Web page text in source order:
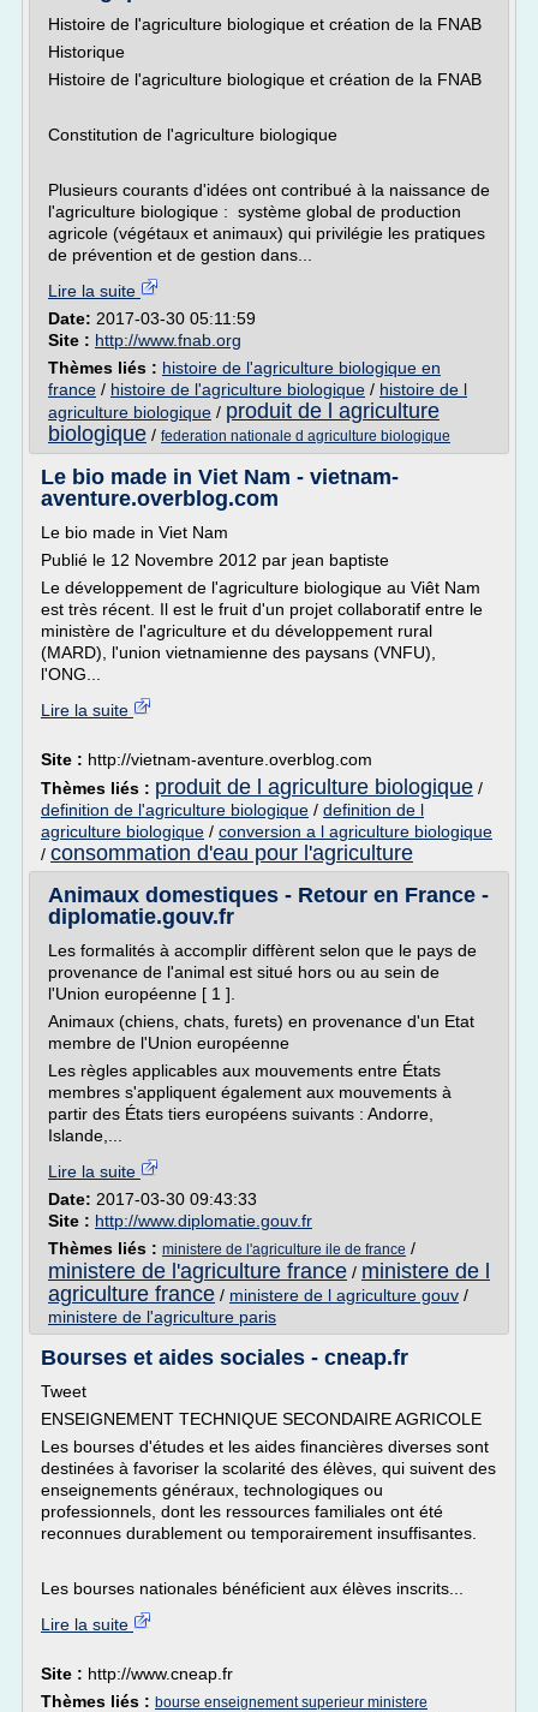
Histoire de l'agriculture biologique et création de la FNAB
Historique
Histoire de l'agriculture biologique et création de la FNAB
Constitution de l'agriculture biologique
Plusieurs courants d'idées ont contribué à la naissance de
l'agriculture biologique : système global de production
agricole (végétaux et animaux) qui privilégie les pratiques
de prévention et de gestion dans...
Lire la suite
Date: 2017-03-30 05:11:59
Site : http://www.fnab.org
Thèmes liés : histoire de l'agriculture biologique en
france / histoire de l'agriculture biologique / histoire de l
agriculture biologique / produit de l agriculture
biologique / federation nationale d agriculture biologique
Le bio made in Viet Nam - vietnam-
aventure.overblog.com
Le bio made in Viet Nam
Publié le 12 Novembre 2012 par jean baptiste
Le développement de l'agriculture biologique au Viêt Nam
est très récent. Il est le fruit d'un projet collaboratif entre le
ministère de l'agriculture et du développement rural
(MARD), l'union vietnamienne des paysans (VNFU),
l'ONG...
Lire la suite
Site : http://vietnam-aventure.overblog.com
Thèmes liés : produit de l agriculture biologique /
definition de l'agriculture biologique / definition de l
agriculture biologique / conversion a l agriculture biologique
/ consommation d'eau pour l'agriculture
Animaux domestiques - Retour en France -
diplomatie.gouv.fr
Les formalités à accomplir diffèrent selon que le pays de
provenance de l'animal est situé hors ou au sein de
l'Union européenne [ 1 ].
Animaux (chiens, chats, furets) en provenance d'un Etat
membre de l'Union européenne
Les règles applicables aux mouvements entre États
membres s'appliquent également aux mouvements à
partir des États tiers européens suivants : Andorre,
Islande,...
Lire la suite
Date: 2017-03-30 09:43:33
Site : http://www.diplomatie.gouv.fr
Thèmes liés : ministere de l'agriculture ile de france /
ministere de l'agriculture france / ministere de l
agriculture france / ministere de l agriculture gouv /
ministere de l'agriculture paris
Bourses et aides sociales - cneap.fr
Tweet
ENSEIGNEMENT TECHNIQUE SECONDAIRE AGRICOLE
Les bourses d'études et les aides financières diverses sont
destinées à favoriser la scolarité des élèves, qui suivent des
enseignements généraux, technologiques ou
professionnels, dont les ressources familiales ont été
reconnues durablement ou temporairement insuffisantes.
Les bourses nationales bénéficient aux élèves inscrits...
Lire la suite
Site : http://www.cneap.fr
Thèmes liés : bourse enseignement superieur ministere